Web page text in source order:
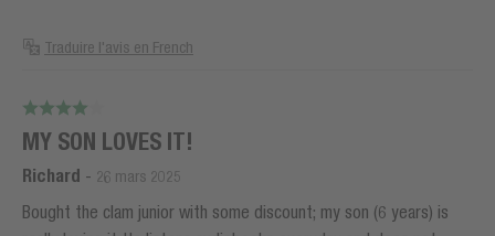
Traduire l'avis en French
MY SON LOVES IT!
Richard - 26 mars 2025
Bought the clam junior with some discount; my son (6 years) is